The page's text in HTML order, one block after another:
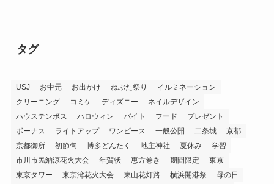
タグ
USJ お中元 お出かけ ねぶた祭り
イルミネーション
クリーニング
コミケ ディズニー
ネイルデザイン
ハウステンボス
ハロウィン バイト フード
プレゼント
ボーナス
ライトアップ ワンピース 一般公開 二条城
京都
京都御所
初節句 博多どんたく 地主神社 夏休み
学習
市川市民納涼花火大会
年賀状 恵方巻き 期間限定
東京
東京タワー
東京湾花火大会 東山花灯路 横浜開港祭 母の日